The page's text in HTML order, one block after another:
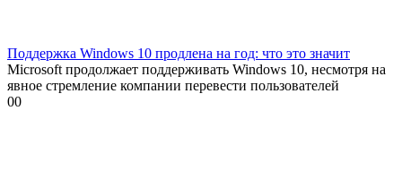
Поддержка Windows 10 продлена на год: что это значит
Microsoft продолжает поддерживать Windows 10, несмотря на
явное стремление компании перевести пользователей
00